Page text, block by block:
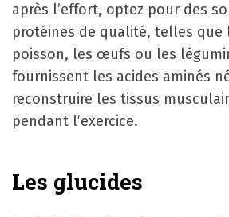
après l’effort, optez pour des
protéines de qualité, telles
poisson, les œufs ou les
fournissent les acides aminés
reconstruire les tissus
pendant l’exercice.
Les glucides